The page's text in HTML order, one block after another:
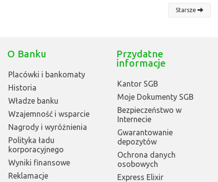
Starsze
O Banku
Placówki i bankomaty
Historia
Władze banku
Wzajemność i wsparcie
Nagrody i wyróżnienia
Polityka ładu
korporacyjnego
Wyniki finansowe
Reklamacje
Przydatne
informacje
Kantor SGB
Moje Dokumenty SGB
Bezpieczeństwo w
Internecie
Gwarantowanie
depozytów
Ochrona danych
osobowych
Express Elixir